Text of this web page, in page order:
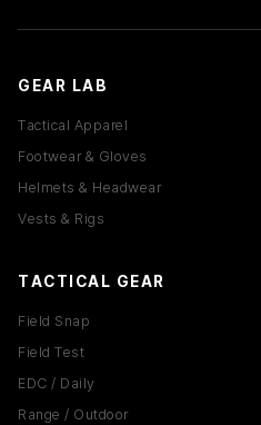
GEAR LAB
Tactical Apparel
Footwear & Gloves
Helmets & Headwear
Vests & Rigs
TACTICAL GEAR
Field Snap
Field Test
EDC / Daily
Range / Outdoor